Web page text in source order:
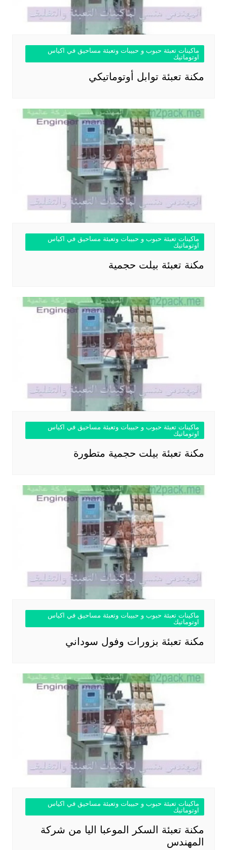
ماكينات تعبئة حبوب و حبيبات وتعبئة مساحيق في اكياس
اوتوماتيك
مكنة تعبئة توابل أوتوماتيكي
ماكينات تعبئة حبوب و حبيبات وتعبئة مساحيق في اكياس
اوتوماتيك
مكنة تعبئة بيلت حجمية
ماكينات تعبئة حبوب و حبيبات وتعبئة مساحيق في اكياس
اوتوماتيك
مكنة تعبئة بيلت حجمية متطورة
ماكينات تعبئة حبوب و حبيبات وتعبئة مساحيق في اكياس
اوتوماتيك
مكنة تعبئة بزورات وفول سوداني
ماكينات تعبئة حبوب و حبيبات وتعبئة مساحيق في اكياس
اوتوماتيك
مكنة تعبئة السكر الموعبا اليا من شركة
المهندس